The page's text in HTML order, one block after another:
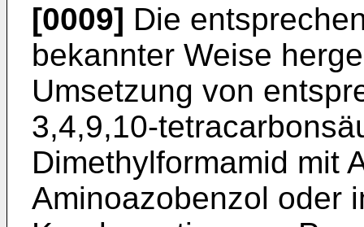
[0009] Die
bekannter Weise
Umsetzung von
3,4,9,10-
Dimethylformamid mit
Aminoazobenzol oder